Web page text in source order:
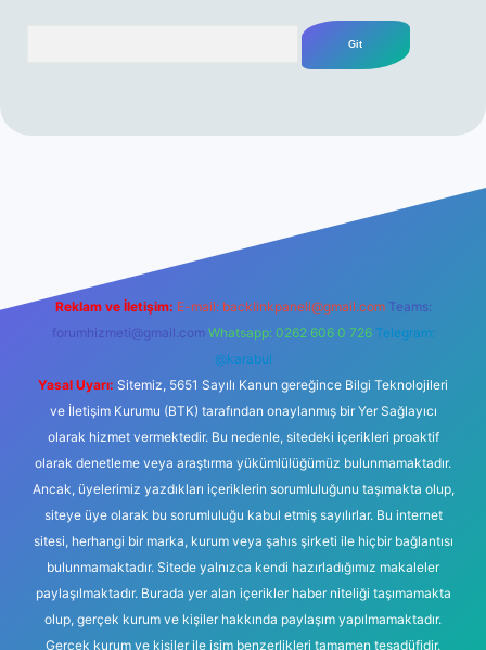
Reklam ve İletişim: E-mail: backlinkpaneli@gmail.com Teams:
forumhizmeti@gmail.com Whatsapp: 0262 606 0 726 Telegram:
@karabul
Yasal Uyarı: Sitemiz, 5651 Sayılı Kanun gereğince Bilgi Teknolojileri
ve İletişim Kurumu (BTK) tarafından onaylanmış bir Yer Sağlayıcı
olarak hizmet vermektedir. Bu nedenle, sitedeki içerikleri proaktif
olarak denetleme veya araştırma yükümlülüğümüz bulunmamaktadır.
Ancak, üyelerimiz yazdıkları içeriklerin sorumluluğunu taşımakta olup,
siteye üye olarak bu sorumluluğu kabul etmiş sayılırlar. Bu internet
sitesi, herhangi bir marka, kurum veya şahıs şirketi ile hiçbir bağlantısı
bulunmamaktadır. Sitede yalnızca kendi hazırladığımız makaleler
paylaşılmaktadır. Burada yer alan içerikler haber niteliği taşımamakta
olup, gerçek kurum ve kişiler hakkında paylaşım yapılmamaktadır.
Gerçek kurum ve kişiler ile isim benzerlikleri tamamen tesadüfidir.